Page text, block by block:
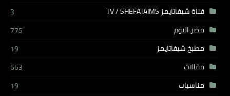
قناة شيفاتايمز TV / SHEFATAIMS
3
مصر اليوم
775
مطبخ شيفاتايمز
19
مقالات
663
مناسبات
19